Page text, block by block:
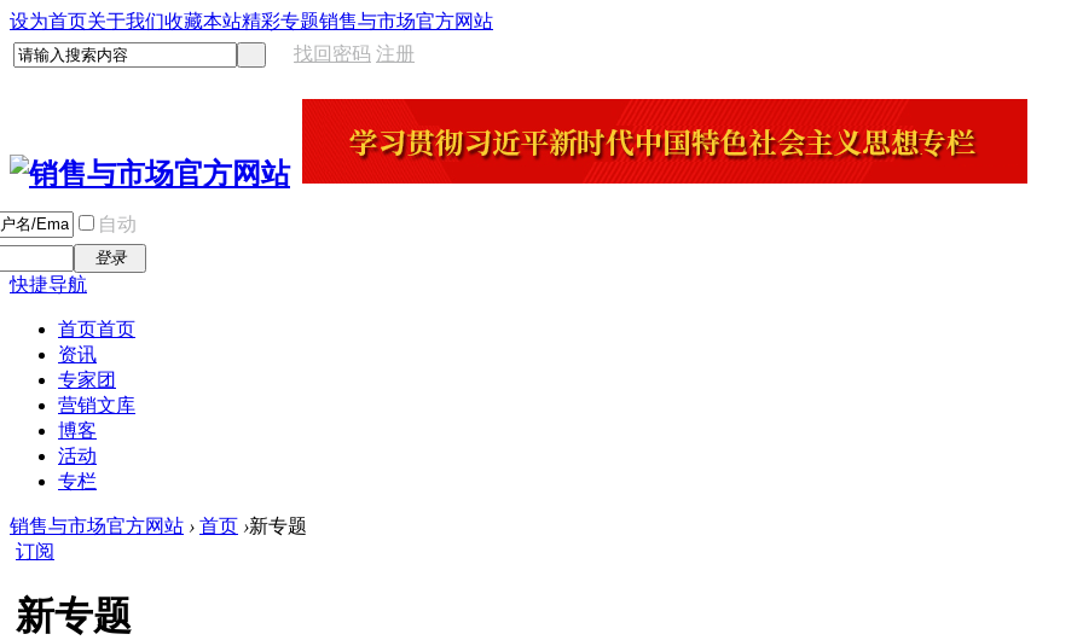
设为首页关于我们收藏本站精彩专题销售与市场官方网站
找回密码 注册
自动
登录
快捷导航
首页首页
资讯
专家团
营销文库
博客
活动
专栏
销售与市场官方网站 › 首页 ›新专题
订阅
新专题